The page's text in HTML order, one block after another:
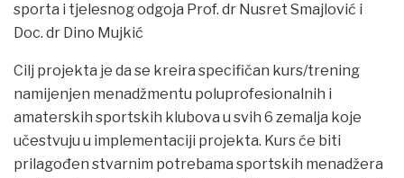
sporta i tjelesnog odgoja Prof. dr Nusret Smajlović i
Doc. dr Dino Mujkić
Cilj projekta je da se kreira specifičan kurs/trening
namijenjen menadžmentu poluprofesionalnih i
amaterskih sportskih klubova u svih 6 zemalja koje
učestvuju u implementaciji projekta. Kurs će biti
prilagođen stvarnim potrebama sportskih menadžera